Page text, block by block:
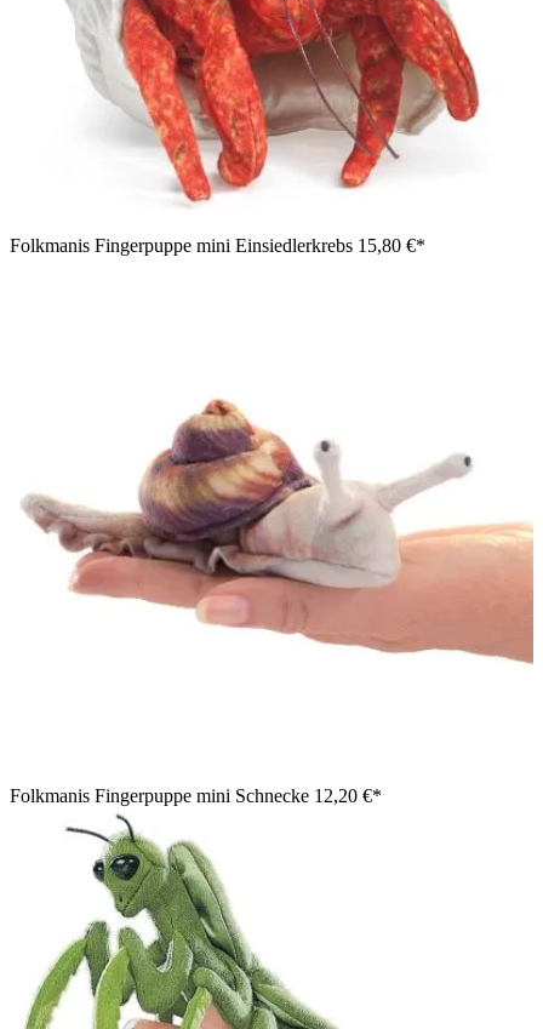
Folkmanis Fingerpuppe mini Einsiedlerkrebs 15,80 €*
Folkmanis Fingerpuppe mini Schnecke 12,20 €*